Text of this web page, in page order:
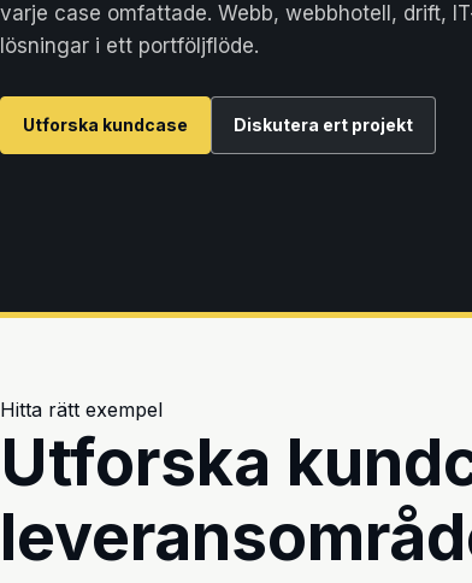
varje case omfattade. Webb, webbhotell, drift,
lösningar i ett portföljflöde.
Utforska kundcase Diskutera ert projekt
Hitta rätt exempel
Utforska